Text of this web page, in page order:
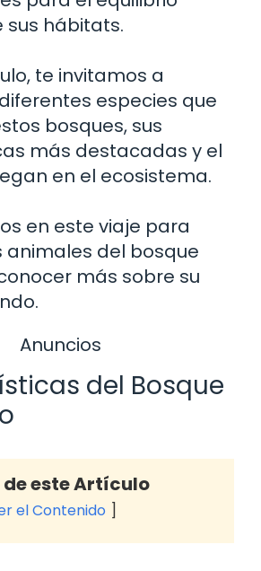
sus hábitats.
te invitamos a
especies que
bosques, sus
más destacadas y el
en el ecosistema.
en este viaje para
animales del bosque
más sobre su
Anuncios
del Bosque
este Artículo
el Contenido